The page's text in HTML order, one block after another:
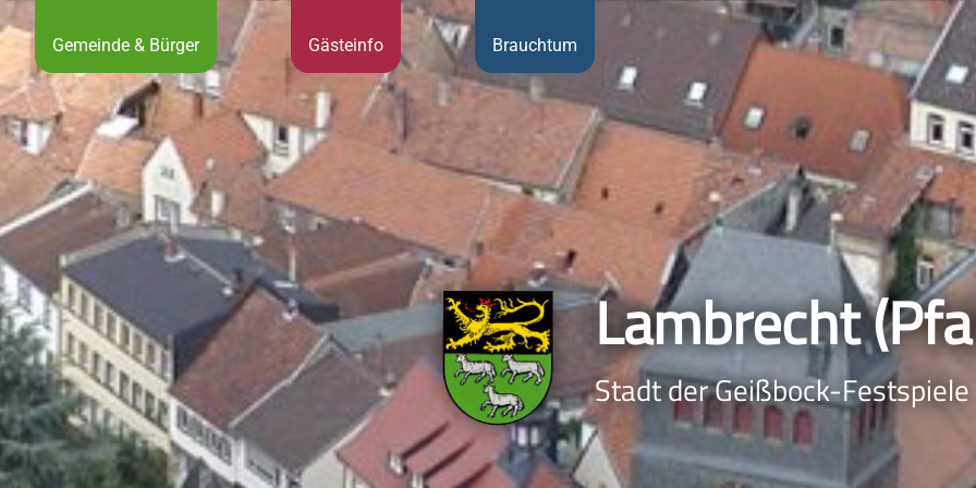
Gemeinde & Bürger Gästeinfo Brauchtum
Lambrecht
Stadt der Geißbock-Festspiele